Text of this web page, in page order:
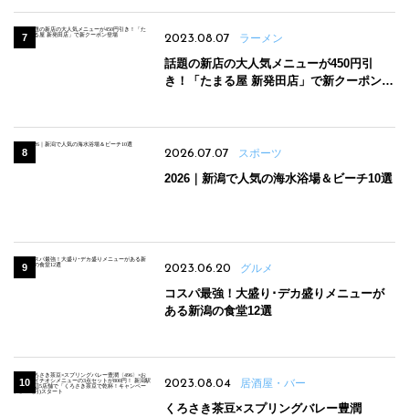
2023.08.07 ラーメン
話題の新店の大人気メニューが450円引
き！「たまる屋 新発田店」で新クーポン登
2026.07.07 スポーツ
2026｜新潟で人気の海水浴場＆ビーチ10選
2023.06.20 グルメ
コスパ最強！大盛り･デカ盛りメニューが
ある新潟の食堂12選
2023.08.04 居酒屋・バー
くろさき茶豆×スプリングバレー豊潤